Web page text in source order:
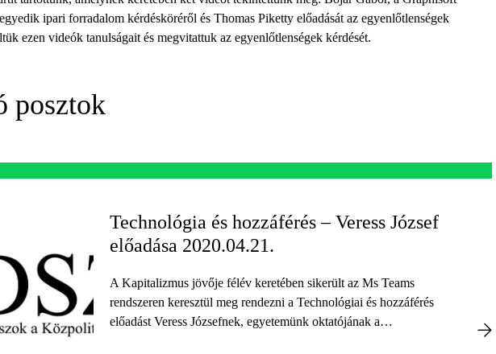
ipari forradalom kérdésköréről és Thomas Piketty előadását az egyenlőtlenségek
ezen videók tanulságait és megvitattuk az egyenlőtlenségek kérdését.
posztok
Technológia és hozzáférés – Veress József
előadása 2020.04.21.
A Kapitalizmus jövője félév keretében sikerült az Ms Teams
rendszeren keresztül meg rendezni a Technológiai és hozzáférés
előadást Veress Józsefnek, egyetemünk oktatójának a